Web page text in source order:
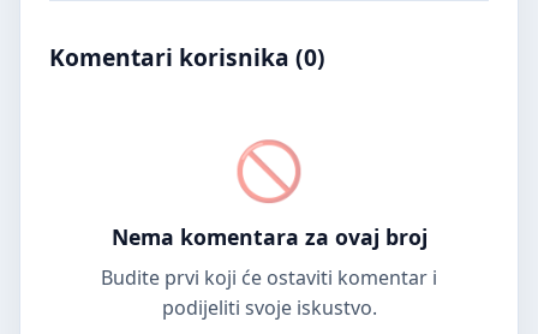
Komentari korisnika (0)
Nema komentara za ovaj broj
Budite prvi koji će ostaviti komentar i
podijeliti svoje iskustvo.